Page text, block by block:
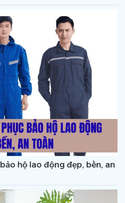
hộ lao động đẹp, bền, an